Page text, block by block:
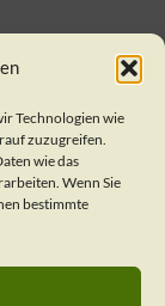
Technologien wie
zuzugreifen.
wie das
Wenn Sie
bestimmte